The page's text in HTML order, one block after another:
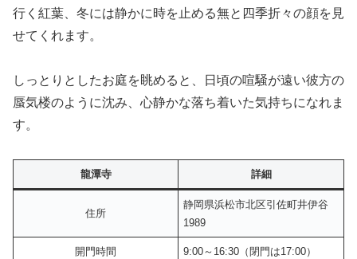
行く紅葉、冬には静かに時を止める無と四季折々の顔を見
せてくれます。
しっとりとしたお庭を眺めると、日頃の喧騒が遠い彼方の
蜃気楼のように沈み、心静かな落ち着いた気持ちになれま
す。
龍潭寺 詳細
住所
静岡県浜松市北区引佐町井伊谷
1989
開門時間 9:00～16:30（閉門は17:00）